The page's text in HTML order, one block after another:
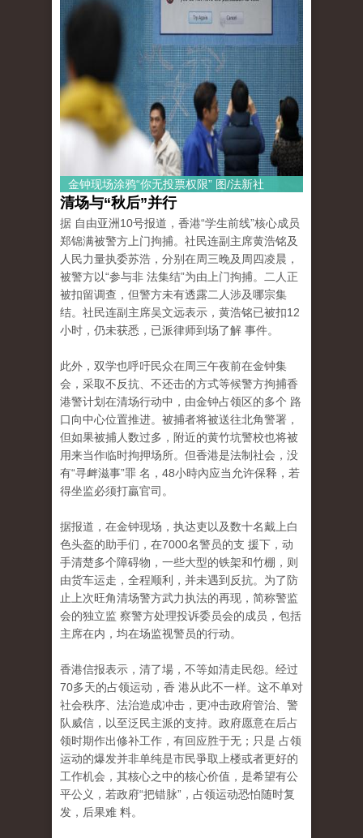
金钟现场涂鸦“你无投票权限” 图/法新社
清场与“秋后”并行
据 自由亚洲10号报道，香港“学生前线”核心成员
郑锦满被警方上门拘捕。社民连副主席黄浩铭及
人民力量执委苏浩，分别在周三晚及周四凌晨，
被警方以“参与非 法集结”为由上门拘捕。二人正
被扣留调查，但警方未有透露二人涉及哪宗集
结。社民连副主席吴文远表示，黄浩铭已被扣12
小时，仍未获悉，已派律师到场了解 事件。
此外，双学也呼吁民众在周三午夜前在金钟集
会，采取不反抗、不还击的方式等候警方拘捕香
港警计划在清场行动中，由金钟占领区的多个 路
口向中心位置推进。被捕者将被送往北角警署，
但如果被捕人数过多，附近的黄竹坑警校也将被
用来当作临时拘押场所。但香港是法制社会，没
有“寻衅滋事”罪 名，48小時內应当允许保释，若
得坐监必须打贏官司。
据报道，在金钟现场，执达吏以及数十名戴上白
色头盔的助手们，在7000名警员的支 援下，动
手清楚多个障碍物，一些大型的铁架和竹棚，则
由货车运走，全程顺利，并未遇到反抗。为了防
止上次旺角清场警方武力执法的再现，简称警监
会的独立监 察警方处理投诉委员会的成员，包括
主席在内，均在场监视警员的行动。
香港信报表示，清了場，不等如清走民怨。经过
70多天的占领运动，香 港从此不一样。这不单对
社会秩序、法治造成冲击，更冲击政府管治、警
队威信，以至泛民主派的支持。政府愿意在后占
领时期作出修补工作，有回应胜于无；只是 占领
运动的爆发并非单纯是市民爭取上楼或者更好的
工作机会，其核心之中的核心价值，是希望有公
平公义，若政府“把错脉”，占领运动恐怕随时复
发，后果难 料。